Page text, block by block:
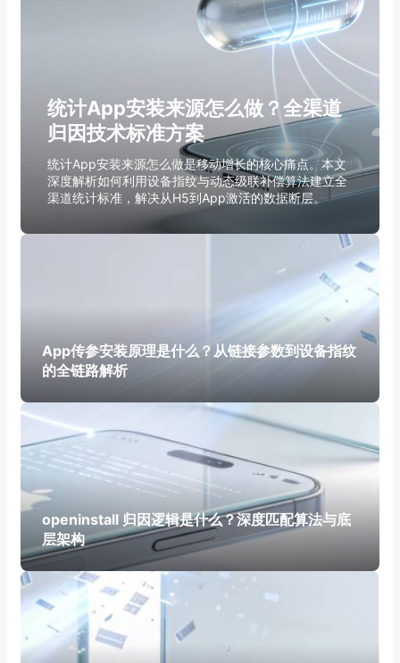
统计App安装来源怎么做？全渠道
归因技术标准方案
统计App安装来源怎么做是移动增长的核心痛点。本文
深度解析如何利用设备指纹与动态级联补偿算法建立全
渠道统计标准，解决从H5到App激活的数据断层。
App传参安装原理是什么？从链接参数到设备指纹
的全链路解析
openinstall 归因逻辑是什么？深度匹配算法与底
层架构